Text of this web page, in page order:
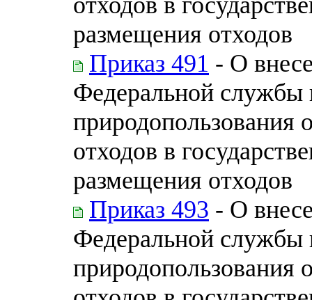
размещения отходов
Приказ 491 - О
Федеральной службы
природопользования
отходов в
размещения отходов
Приказ 493 - О
Федеральной службы
природопользования